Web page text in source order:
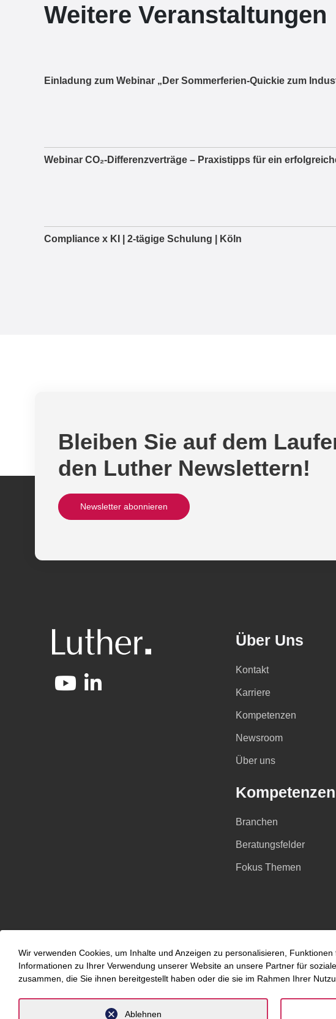
Weitere Veranstaltungen
Einladung zum Webinar „Der Sommerferien-Quickie zum
Webinar CO₂-Differenzverträge – Praxistipps für ein
Compliance x KI | 2-tägige Schulung | Köln
Bleiben Sie auf dem
den Luther Newslettern!
Newsletter abonnieren
Über Uns
Kontakt
Karriere
Kompetenzen
Newsroom
Über uns
Kompetenzen
Branchen
Beratungsfelder
Fokus Themen
Impressum
Wir verwenden Cookies, um Inhalte und Anzeigen zu personalisieren,
Informationen zu Ihrer Verwendung unserer Website an unsere Partner für
zusammen, die Sie ihnen bereitgestellt haben oder die sie im Rahmen Ihrer
Ablehnen